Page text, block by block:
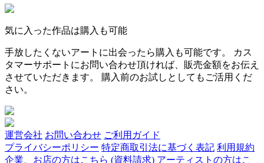
気に入った作品は購入も可能
手放したくないアートに出会ったら購入も可能です。 カス
タマーサポートにお問い合わせ頂ければ、販売金額をお伝え
させていただきます。 購入前のお試しとしてもご活用くだ
さい。
運営会社 お問い合わせ ご利用ガイド
プライバシーポリシー 特定商取引法に基づく表記 利用規約
企業、お店の方はこちら (資料請求) アーティストの方はこ